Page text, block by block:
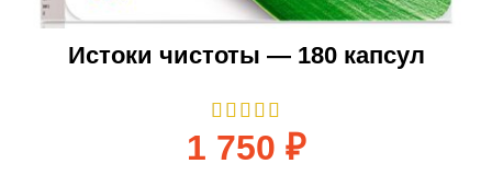
Истоки чистоты — 180 капсул
1 750 ₽